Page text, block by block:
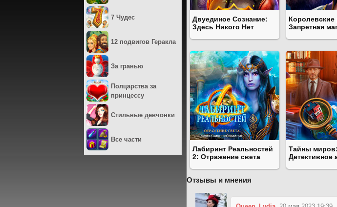
Двуединое Сознание:
Здесь Никого Нет
Запретная
Лабиринт Реальностей
2: Отражение света
Тайны миров:
Детективное
Отзывы и мнения
7 Чудес
12 подвигов Геракла
За гранью
Полцарства за
принцессу
Стильные девчонки
Все части